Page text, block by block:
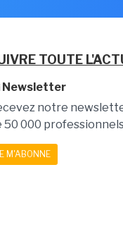
TOUTE
Newsletter
notre
50 000
M'ABONNE